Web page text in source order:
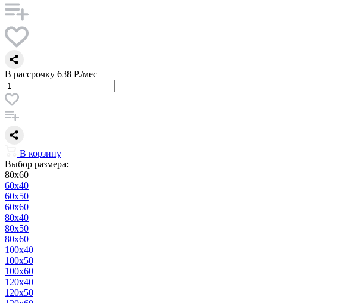
В рассрочку 638 Р./мес
В корзину
Выбор размера:
80x60
60x40
60x50
60x60
80x40
80x50
80x60
100x40
100x50
100x60
120x40
120x50